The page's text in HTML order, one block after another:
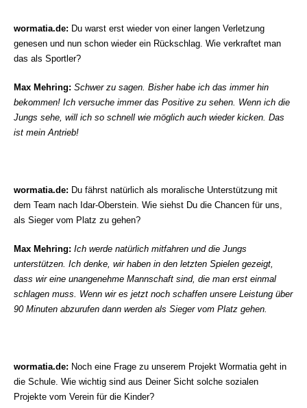
wormatia.de: Du warst erst wieder von einer langen Verletzung
genesen und nun schon wieder ein Rückschlag. Wie verkraftet man
das als Sportler?
Max Mehring: Schwer zu sagen. Bisher habe ich das immer hin
bekommen! Ich versuche immer das Positive zu sehen. Wenn ich die
Jungs sehe, will ich so schnell wie möglich auch wieder kicken. Das
ist mein Antrieb!
wormatia.de: Du fährst natürlich als moralische Unterstützung mit
dem Team nach Idar-Oberstein. Wie siehst Du die Chancen für uns,
als Sieger vom Platz zu gehen?
Max Mehring: Ich werde natürlich mitfahren und die Jungs
unterstützen. Ich denke, wir haben in den letzten Spielen gezeigt,
dass wir eine unangenehme Mannschaft sind, die man erst einmal
schlagen muss. Wenn wir es jetzt noch schaffen unsere Leistung über
90 Minuten abzurufen dann werden als Sieger vom Platz gehen.
wormatia.de: Noch eine Frage zu unserem Projekt Wormatia geht in
die Schule. Wie wichtig sind aus Deiner Sicht solche sozialen
Projekte vom Verein für die Kinder?